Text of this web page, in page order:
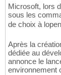
Microsoft, lors
sous les
de choix à
Après la
dédiée au
annonce le
environnement